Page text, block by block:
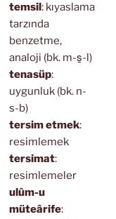
temsil: kıyaslama
tarzında
benzetme,
analoji (bk. m-s̱-l)
tenasüp:
uygunluk (bk. n-
s-b)
tersim etmek:
resimlemek
tersimat:
resimlemeler
ulûm-u
müteârife: